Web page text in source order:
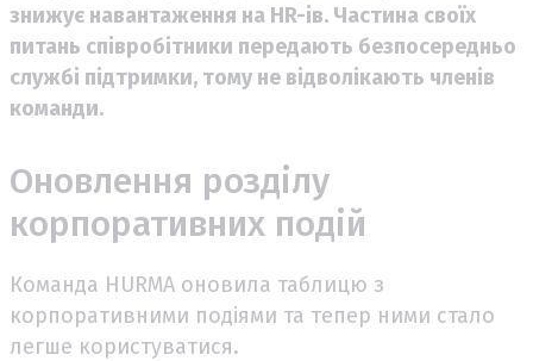
знижує навантаження на HR-ів. Частина своїх
питань співробітники передають безпосередньо
службі підтримки, тому не відволікають членів
команди.
Оновлення розділу
корпоративних подій
Команда HURMA оновила таблицю з
корпоративними подіями та тепер ними стало
легше користуватися.